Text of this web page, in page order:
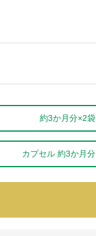
約3か月分×2袋
カプセル 約3か月